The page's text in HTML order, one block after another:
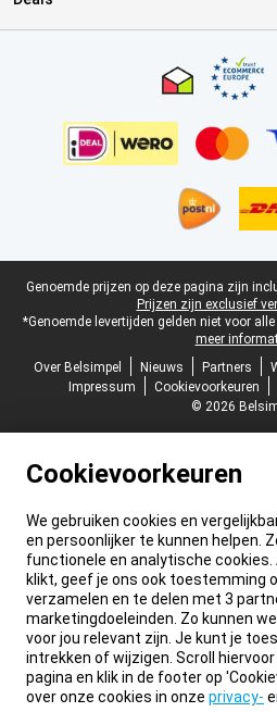
Juridische voettekst
Genoemde prijzen op deze pagina zijn
Prijzen zijn exclusief
*Genoemde levertijden gelden niet voor
meer
Over Belsimpel
Nieuws Partners
Impressum
Cookievoorkeuren
© 2026
Cookievoorkeuren
We gebruiken cookies en
en persoonlijker te kunnen helpen.
functionele en analytische cookies.
klikt, geef je ons ook toestemming
verzamelen en te delen met 3
marketingdoeleinden. Zo kunnen
voor jou relevant zijn. Je kunt je
intrekken of wijzigen. Scroll
pagina en klik in de footer op
over onze cookies in onze privacy-